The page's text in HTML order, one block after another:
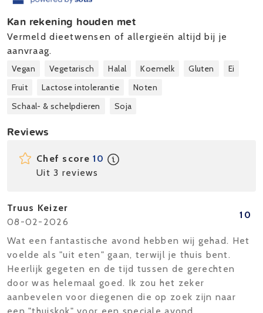
Kan rekening houden met
Vermeld dieetwensen of allergieën altijd bij je
aanvraag.
Vegan Vegetarisch Halal Koemelk Gluten
Ei
Fruit
Lactose intolerantie
Noten
Schaal- & schelpdieren
Soja
Reviews
Chef score10
Uit 3 reviews
Truus Keizer
08-02-2026
10
Wat een fantastische avond hebben wij gehad. Het
voelde als "uit eten" gaan, terwijl je thuis bent.
Heerlijk gegeten en de tijd tussen de gerechten
door was helemaal goed. Ik zou het zeker
aanbevelen voor diegenen die op zoek zijn naar